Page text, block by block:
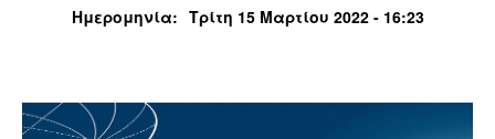
Ημερομηνία: Τρίτη 15 Μαρτίου 2022 - 16:23